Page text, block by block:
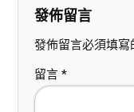
發佈留言
發佈留言必須填寫
留言 *